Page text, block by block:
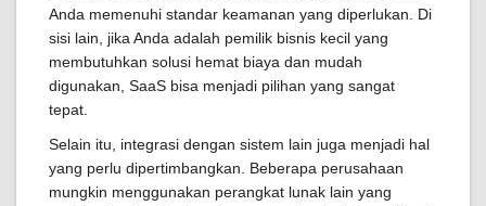
Anda memenuhi standar keamanan yang diperlukan. Di
sisi lain, jika Anda adalah pemilik bisnis kecil yang
membutuhkan solusi hemat biaya dan mudah
digunakan, SaaS bisa menjadi pilihan yang sangat
tepat.
Selain itu, integrasi dengan sistem lain juga menjadi hal
yang perlu dipertimbangkan. Beberapa perusahaan
mungkin menggunakan perangkat lunak lain yang